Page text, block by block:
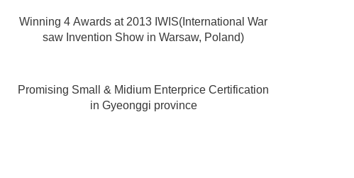
Winning 4 Awards at 2013 IWIS(International War
saw Invention Show in Warsaw, Poland)
Promising Small & Midium Enterprice Certification
in Gyeonggi province